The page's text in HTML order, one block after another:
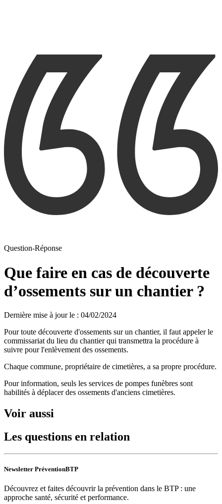
Question-Réponse
Que faire en cas de découverte
d’ossements sur un chantier ?
Dernière mise à jour le : 04/02/2024
Pour toute découverte d'ossements sur un chantier, il faut appeler le
commissariat du lieu du chantier qui transmettra la procédure à
suivre pour l'enlèvement des ossements.
Chaque commune, propriétaire de cimetières, a sa propre procédure.
Pour information, seuls les services de pompes funèbres sont
habilités à déplacer des ossements d'anciens cimetières.
Voir aussi
Les questions en relation
Newsletter PréventionBTP
Découvrez et faites découvrir la prévention dans le BTP : une
approche santé, sécurité et performance.